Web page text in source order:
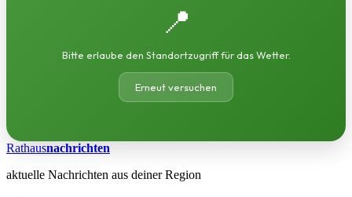
📍
Bitte erlaube den Standortzugriff für das Wetter.
Erneut versuchen
Rathausnachrichten
aktuelle Nachrichten aus deiner Region